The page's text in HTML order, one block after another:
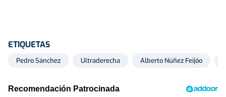
ETIQUETAS
Pedro Sánchez Ultraderecha Alberto Núñez Feijóo